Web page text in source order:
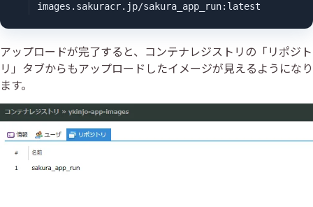
images.sakuracr.jp/sakura_app_run:latest
アップロードが完了すると、コンテナレジストリの「リポジト
リ」タブからもアップロードしたイメージが見えるようになり
ます。